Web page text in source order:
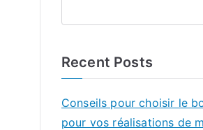
Recent Posts
Conseils pour choisir le
pour vos réalisations de